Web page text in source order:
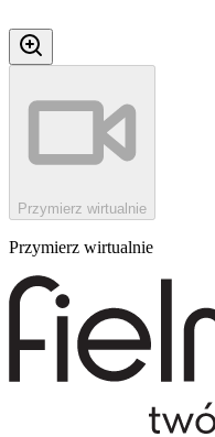
Przymierz wirtualnie
Przymierz wirtualnie